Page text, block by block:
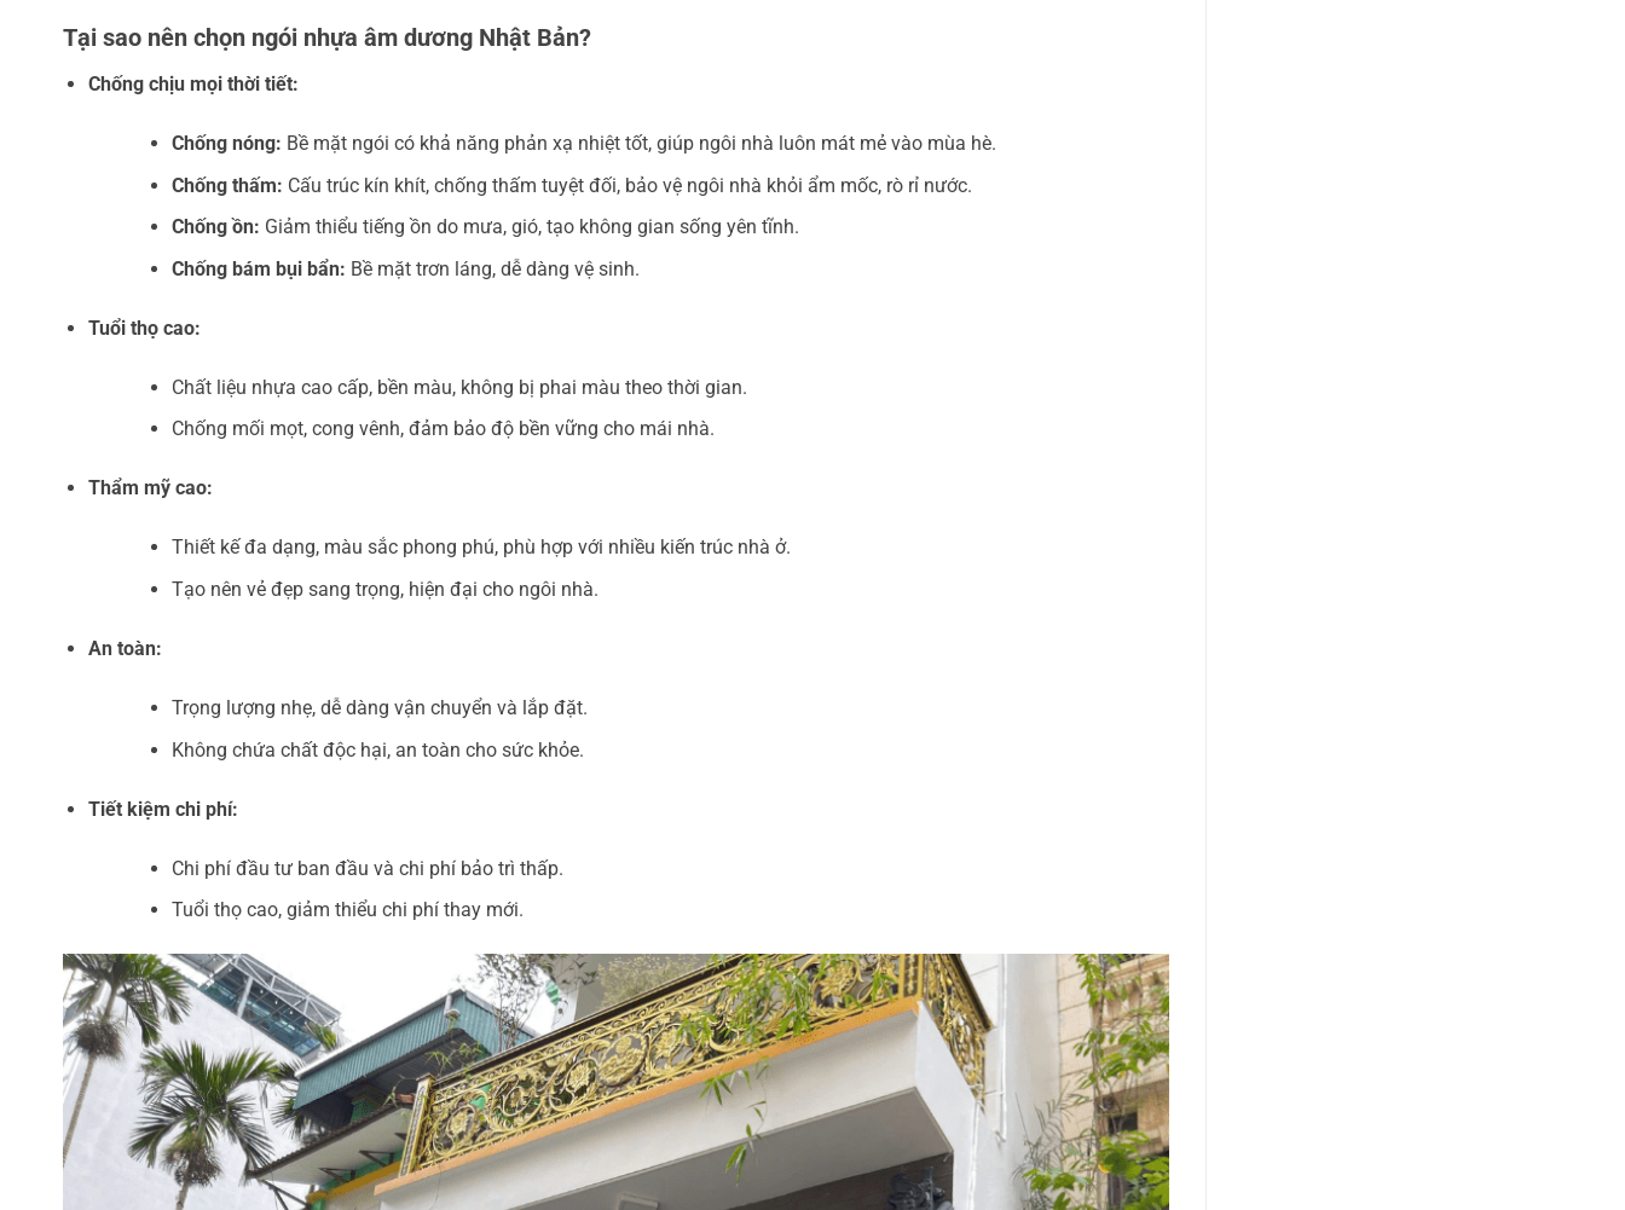
Tại sao nên chọn ngói nhựa âm dương Nhật Bản?
Chống chịu mọi thời tiết:
Chống nóng: Bề mặt ngói có khả năng phản xạ nhiệt tốt, giúp ngôi nhà luôn mát mẻ vào mùa hè.
Chống thấm: Cấu trúc kín khít, chống thấm tuyệt đối, bảo vệ ngôi nhà khỏi ẩm mốc, rò rỉ nước.
Chống ồn: Giảm thiểu tiếng ồn do mưa, gió, tạo không gian sống yên tĩnh.
Chống bám bụi bẩn: Bề mặt trơn láng, dễ dàng vệ sinh.
Tuổi thọ cao:
Chất liệu nhựa cao cấp, bền màu, không bị phai màu theo thời gian.
Chống mối mọt, cong vênh, đảm bảo độ bền vững cho mái nhà.
Thẩm mỹ cao:
Thiết kế đa dạng, màu sắc phong phú, phù hợp với nhiều kiến trúc nhà ở.
Tạo nên vẻ đẹp sang trọng, hiện đại cho ngôi nhà.
An toàn:
Trọng lượng nhẹ, dễ dàng vận chuyển và lắp đặt.
Không chứa chất độc hại, an toàn cho sức khỏe.
Tiết kiệm chi phí:
Chi phí đầu tư ban đầu và chi phí bảo trì thấp.
Tuổi thọ cao, giảm thiểu chi phí thay mới.